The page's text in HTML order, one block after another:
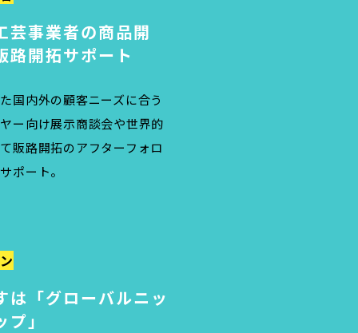
芸事業者の商品開
路開拓サポート
国内外の顧客ニーズに合う
ー向け展示商談会や世界的
販路開拓のアフターフォロ
ポート。
は「グローバルニッ
」